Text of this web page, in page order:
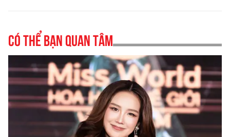
Có thể bạn quan tâm